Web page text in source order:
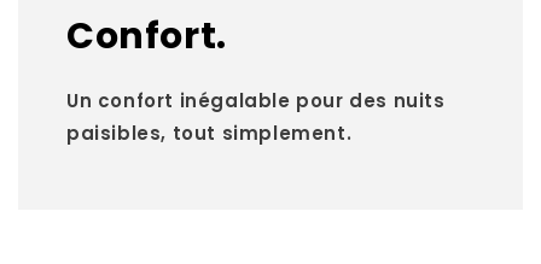
Confort.
Un confort inégalable pour des nuits
paisibles, tout simplement.